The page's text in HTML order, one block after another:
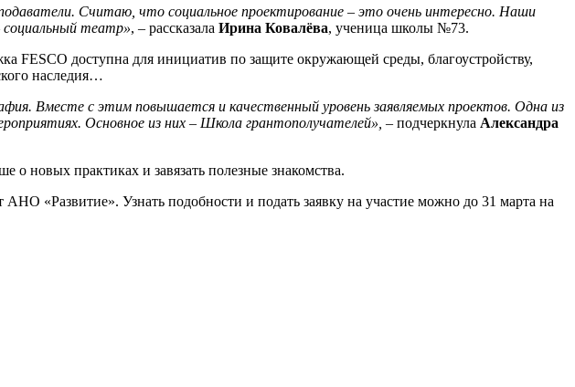
Считаю, что социальное проектирование – это очень интересно. Наши
социальный театр», – рассказала Ирина Ковалёва, ученица школы №73.
FESCO доступна для инициатив по защите окружающей среды, благоустройству,
наследия…
Вместе с этим повышается и качественный уровень заявляемых проектов. Одна из
Основное из них – Школа грантополучателей», – подчеркнула Александра
о новых практиках и завязать полезные знакомства.
«Развитие». Узнать подобности и подать заявку на участие можно до 31 марта на